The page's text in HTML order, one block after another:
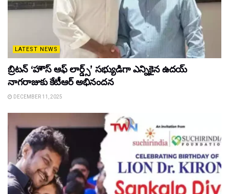
LATEST NEWS
బ్రిటన్ ‘హౌస్ ఆఫ్ లార్డ్స్’ సభ్యుడిగా ఎన్నికైన ఉదయ్
నాగరాజుకు కేటీఆర్ అభినందన
DECEMBER 11, 2025